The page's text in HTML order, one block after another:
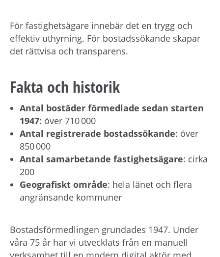
För fastighetsägare innebär det en trygg och
effektiv uthyrning. För bostadssökande skapar
det rättvisa och transparens.
Fakta och historik
Antal bostäder förmedlade sedan starten
1947: över 710 000
Antal registrerade bostadssökande: över
850 000
Antal samarbetande fastighetsägare: cirka
200
Geografiskt område: hela länet och flera
angränsande kommuner
Bostadsförmedlingen grundades 1947. Under
våra 75 år har vi utvecklats från en manuell